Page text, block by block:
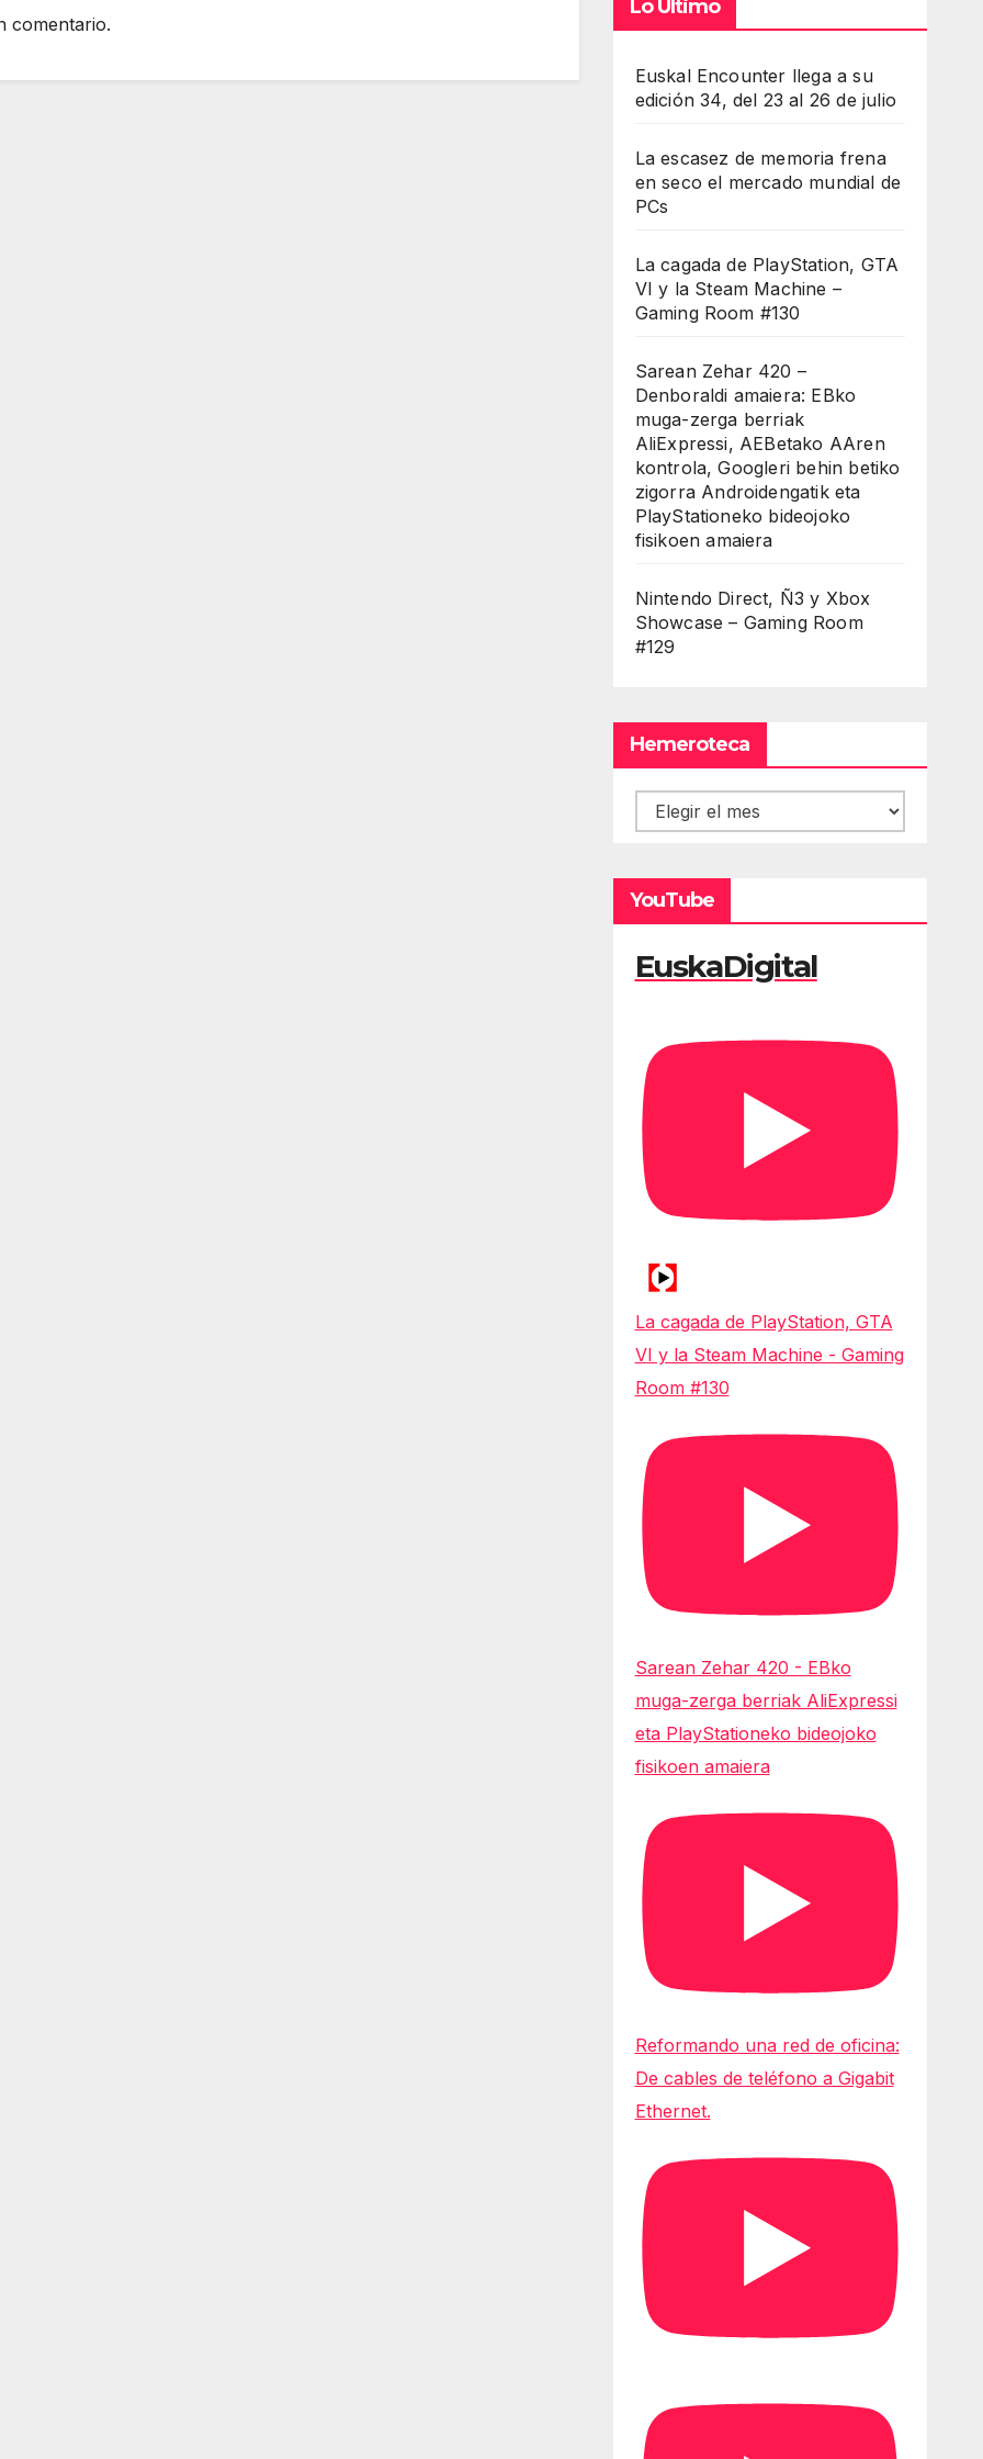
comentario.
Lo Último
Euskal Encounter llega a su
edición 34, del 23 al 26 de julio
La escasez de memoria frena
en seco el mercado mundial de
PCs
La cagada de PlayStation, GTA
VI y la Steam Machine –
Gaming Room #130
Sarean Zehar 420 –
Denboraldi amaiera: EBko
muga-zerga berriak
AliExpressi, AEBetako AAren
kontrola, Googleri behin betiko
zigorra Androidengatik eta
PlayStationeko bideojoko
fisikoen amaiera
Nintendo Direct, Ñ3 y Xbox
Showcase – Gaming Room
#129
Hemeroteca
Hemeroteca
YouTube
EuskaDigital
La cagada de PlayStation, GTA
VI y la Steam Machine - Gaming
Room #130
Sarean Zehar 420 - EBko
muga-zerga berriak AliExpressi
eta PlayStationeko bideojoko
fisikoen amaiera
Reformando una red de oficina:
De cables de teléfono a Gigabit
Ethernet.